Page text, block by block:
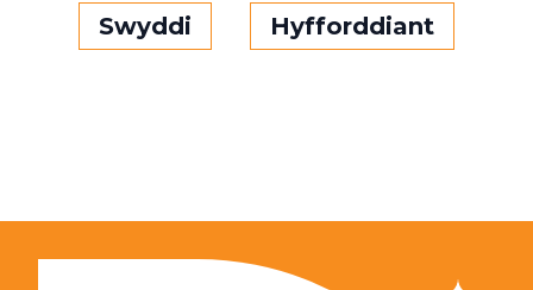
Swyddi Hyfforddiant